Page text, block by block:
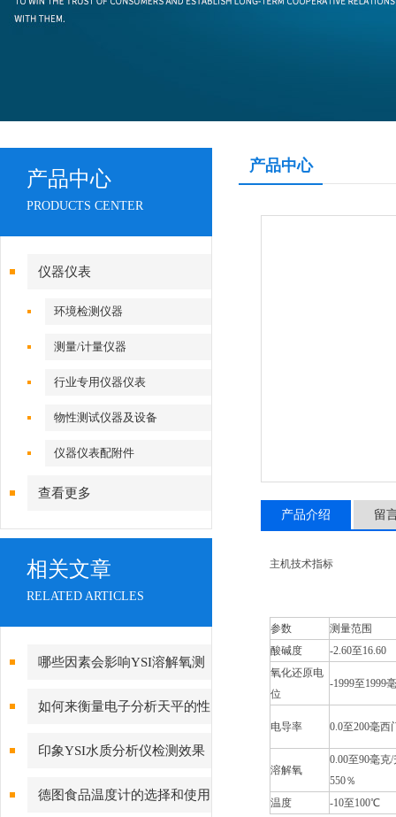
产品中心
PRODUCTS CENTER
仪器仪表
环境检测仪器
测量/计量仪器
行业专用仪器仪表
物性测试仪器及设备
仪器仪表配附件
查看更多
相关文章
RELATED ARTICLES
哪些因素会影响YSI溶解氧测
量仪的准确性？
如何来衡量电子分析天平的性
能？
印象YSI水质分析仪检测效果
的因素有很多种，一起来看看把
德图食品温度计的选择和使用
产品中心
产品介绍 留
主机技术指标
参数
测量范围
酸碱度
-2.60至16.60
氧化还原电
位
-1999至1999
电导率 0.0至200毫西
溶解氧
0.00至90毫克
550％
温度
-10至100℃